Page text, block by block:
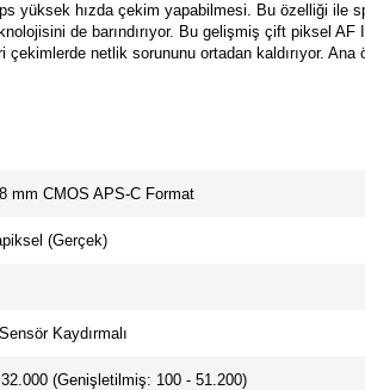
yüksek hızda çekim yapabilmesi. Bu özelliği ile
de barındırıyor. Bu gelişmiş çift piksel
çekimlerde netlik sorununu ortadan kaldırıyor.
mm CMOS APS-C Format
(Gerçek)
Kaydırmalı
(Genişletilmiş: 100 - 51.200)